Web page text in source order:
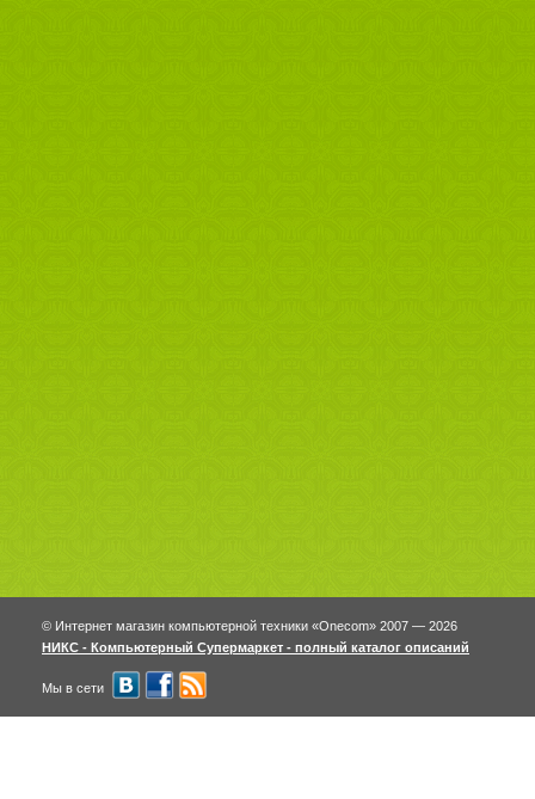
© Интернет магазин компьютерной техники «Onecom» 2007 — 2026
НИКС - Компьютерный Cупермаркет - полный каталог описаний
Мы в сети